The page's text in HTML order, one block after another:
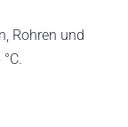
Rohren und